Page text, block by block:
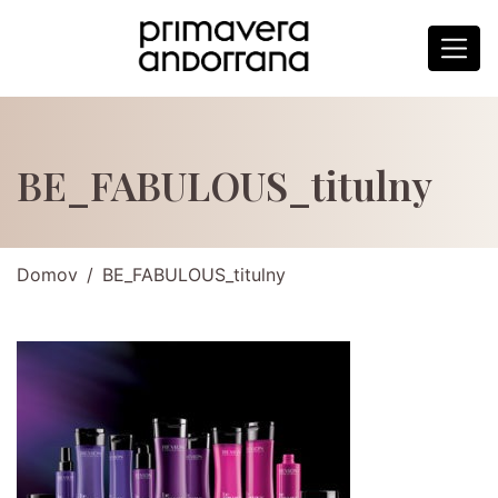
BE_FABULOUS_titulny
Domov BE_FABULOUS_titulny